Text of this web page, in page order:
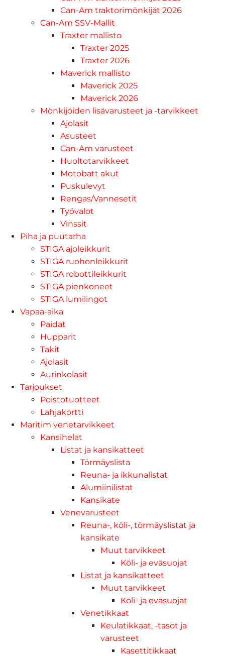
Can-Am traktorimönkijät 2026
Can-Am SSV-Mallit
Traxter mallisto
Traxter 2025
Traxter 2026
Maverick mallisto
Maverick 2025
Maverick 2026
Mönkijöiden lisävarusteet ja -tarvikkeet
Ajolasit
Asusteet
Can-Am varusteet
Huoltotarvikkeet
Motobatt akut
Puskulevyt
Rengas/Vannesetit
Työvalot
Vinssit
Piha ja puutarha
STIGA ajoleikkurit
STIGA ruohonleikkurit
STIGA robottileikkurit
STIGA pienkoneet
STIGA lumilingot
Vapaa-aika
Paidat
Hupparit
Takit
Ajolasit
Aurinkolasit
Tarjoukset
Poistotuotteet
Lahjakortti
Maritim venetarvikkeet
Kansihelat
Listat ja kansikatteet
Törmäyslista
Reuna- ja ikkunalistat
Alumiinilistat
Kansikate
Venevarusteet
Reuna-, köli-, törmäyslistat ja
kansikate
Muut tarvikkeet
Köli- ja eväsuojat
Listat ja kansikatteet
Muut tarvikkeet
Köli- ja eväsuojat
Venetikkaat
Keulatikkaat, -tasot ja
varusteet
Kasettitikkaat